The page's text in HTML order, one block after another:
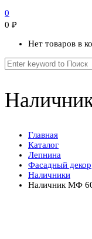
0
0 ₽
Нет товаров в
Главная
Каталог
Лепнина
Фасадный декор
Наличники
Наличник МФ